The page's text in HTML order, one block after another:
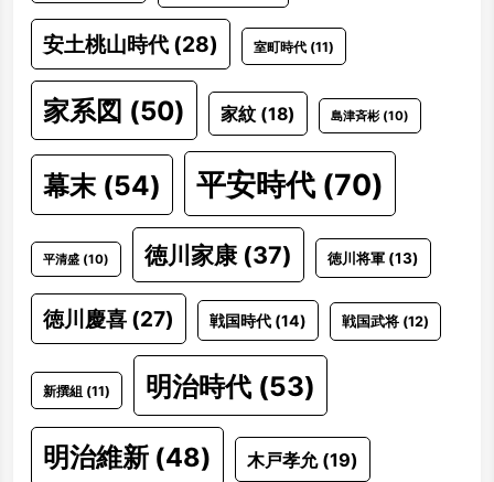
安土桃山時代(28) 室町時代(11)
家系図 (50) 家紋(18) 島津斉彬(10)
幕末(54) 平安時代(70)
平清盛(10) 徳川家康(37) 徳川将軍(13)
徳川慶喜(27) 戦国時代(14) 戦国武将(12)
新撰組 (11) 明治時代(53)
明治維新(48) 木戸孝允(19)